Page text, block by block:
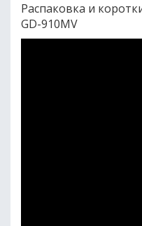
Распаковка и
GD-910MV